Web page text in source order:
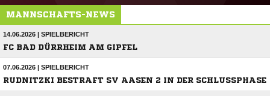
MANNSCHAFTS-NEWS
14.06.2026 | SPIELBERICHT
FC BAD DÜRRHEIM AM GIPFEL
07.06.2026 | SPIELBERICHT
RUDNITZKI BESTRAFT SV AASEN 2 IN DER SCHLUSSPHASE